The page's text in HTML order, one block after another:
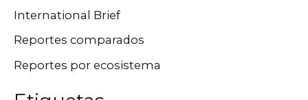
International Brief
Reportes comparados
Reportes por ecosistema